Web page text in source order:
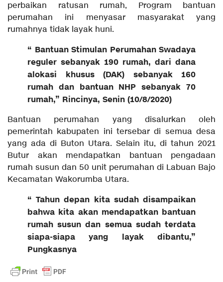
perbaikan ratusan rumah, Program bantuan
perumahan ini menyasar masyarakat yang
rumahnya tidak layak huni.
“ Bantuan Stimulan Perumahan Swadaya
reguler sebanyak 190 rumah, dari dana
alokasi khusus (DAK) sebanyak 160
rumah dan bantuan NHP sebanyak 70
rumah,” Rincinya, Senin (10/8/2020)
Bantuan perumahan yang disalurkan oleh
pemerintah kabupaten ini tersebar di semua desa
yang ada di Buton Utara. Selain itu, di tahun 2021
Butur akan mendapatkan bantuan pengadaan
rumah susun dan 50 unit perumahan di Labuan Bajo
Kecamatan Wakorumba Utara.
“ Tahun depan kita sudah disampaikan
bahwa kita akan mendapatkan bantuan
rumah susun dan semua sudah terdata
siapa-siapa yang layak dibantu,”
Pungkasnya